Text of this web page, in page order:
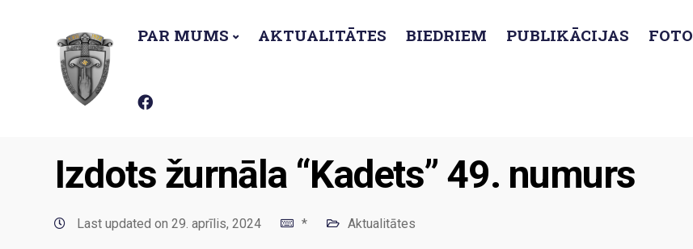
PAR MUMS AKTUALITĀTES BIEDRIEM PUBLIKĀCIJAS FOTO
Izdots žurnāla “Kadets” 49. numurs
Last updated on 29. aprīlis, 2024 * Aktualitātes